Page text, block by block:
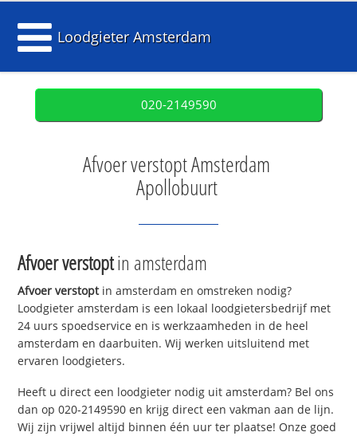
Loodgieter Amsterdam
020-2149590
Afvoer verstopt Amsterdam
Apollobuurt
Afvoer verstoptin amsterdam
Afvoer verstoptin amsterdam en omstreken nodig?
Loodgieter amsterdam is een lokaal loodgietersbedrijf met
24 uurs spoedservice en is werkzaamheden in de heel
amsterdam en daarbuiten. Wij werken uitsluitend met
ervaren loodgieters.
Heeft u direct een loodgieter nodig uit amsterdam? Bel ons
dan op 020-2149590 en krijg direct een vakman aan de lijn.
Wij zijn vrijwel altijd binnen één uur ter plaatse! Onze goed